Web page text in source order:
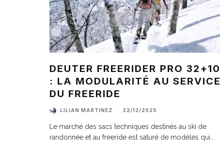
DEUTER FREERIDER PRO 32+10
: LA MODULARITÉ AU SERVICE
DU FREERIDE
LILIAN MARTINEZ · 22/12/2025
Le marché des sacs techniques destinés au ski de
randonnée et au freeride est saturé de modèles qui